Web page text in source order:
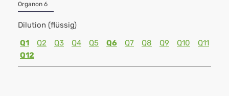
Organon 6
Dilution (flüssig)
Q1
Q2 Q3 Q4 Q5 Q6 Q7 Q8 Q9 Q10
Q11
Q12